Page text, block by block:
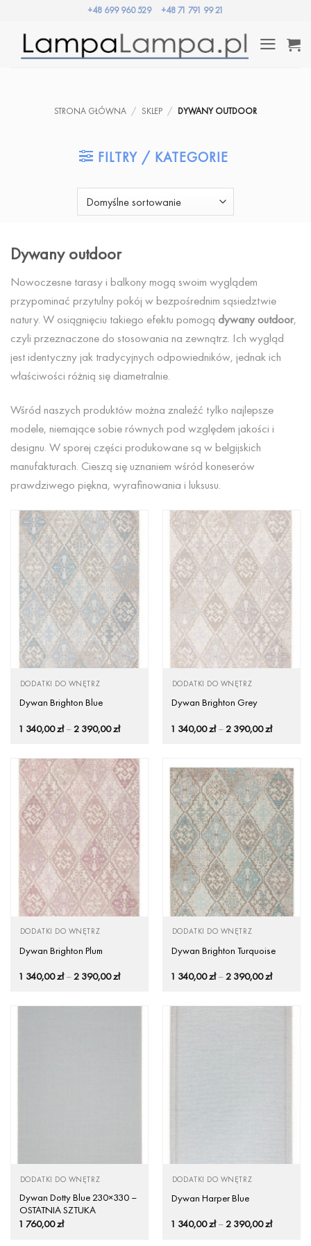
zawartości
+48 699 960 529 +48 71 791 99 21
STRONA GŁÓWNA / SKLEP / DYWANY OUTDOOR
FILTRY / KATEGORIE
Dywany outdoor
Nowoczesne tarasy i balkony mogą swoim wyglądem
przypominać przytulny pokój w bezpośrednim sąsiedztwie
natury. W osiągnięciu takiego efektu pomogą dywany outdoor,
czyli przeznaczone do stosowania na zewnątrz. Ich wygląd
jest identyczny jak tradycyjnych odpowiedników, jednak ich
właściwości różnią się diametralnie.
Wśród naszych produktów można znaleźć tylko najlepsze
modele, niemające sobie równych pod względem jakości i
designu. W sporej części produkowane są w belgijskich
manufakturach. Cieszą się uznaniem wśród koneserów
prawdziwego piękna, wyrafinowania i luksusu.
DODATKI DO WNĘTRZ
Dywan Brighton Blue
1 340,00zł – 2 390,00złZakres
1
340,00 zł
do
2
390,00 zł
DODATKI DO WNĘTRZ
Dywan Brighton Grey
1 340,00zł – 2 390,00złZakres
340,00 zł
do
2
390,00 zł
DODATKI DO WNĘTRZ
Dywan Brighton Plum
1 340,00zł –2 390,00złZakres
1
DODATKI DO WNĘTRZ
Dywan Brighton Turquoise
1 340,00zł –2 390,00złZakres
1
DODATKI DO WNĘTRZ
Dywan Dotty Blue 230×330 –
OSTATNIA SZTUKA
1 760,00zł
DODATKI DO WNĘTRZ
Dywan Harper Blue
1 340,00zł –2 390,00złZakres